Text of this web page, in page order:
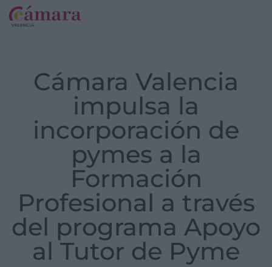
Cámara Valencia
impulsa la
incorporación de
pymes a la
Formación
Profesional a través
del programa Apoyo
al Tutor de Pyme